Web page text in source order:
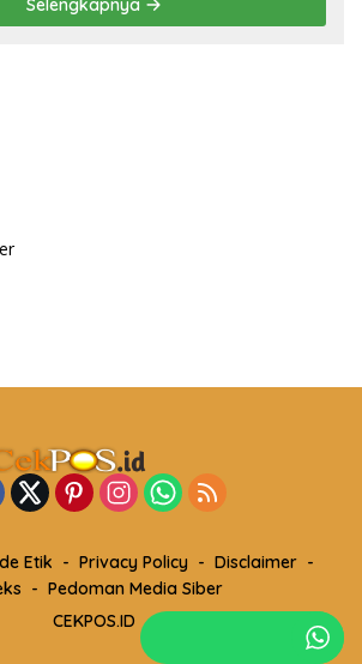
Selengkapnya
Etik Privacy Policy
Disclaimer
Pedoman Media Siber
CEKPOS.ID